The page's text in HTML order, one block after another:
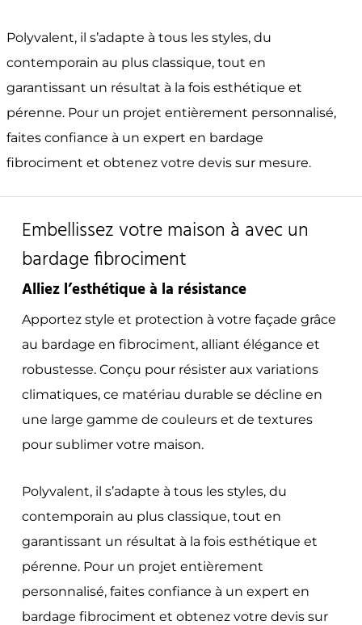
Polyvalent, il s’adapte à tous les styles, du
contemporain au plus classique, tout en
garantissant un résultat à la fois esthétique et
pérenne. Pour un projet entièrement personnalisé,
faites confiance à un expert en bardage
fibrociment et obtenez votre devis sur mesure.
Embellissez votre maison à avec un
bardage fibrociment
Alliez l’esthétique à la résistance
Apportez style et protection à votre façade grâce
au bardage en fibrociment, alliant élégance et
robustesse. Conçu pour résister aux variations
climatiques, ce matériau durable se décline en
une large gamme de couleurs et de textures
pour sublimer votre maison.
Polyvalent, il s’adapte à tous les styles, du
contemporain au plus classique, tout en
garantissant un résultat à la fois esthétique et
pérenne. Pour un projet entièrement
personnalisé, faites confiance à un expert en
bardage fibrociment et obtenez votre devis sur